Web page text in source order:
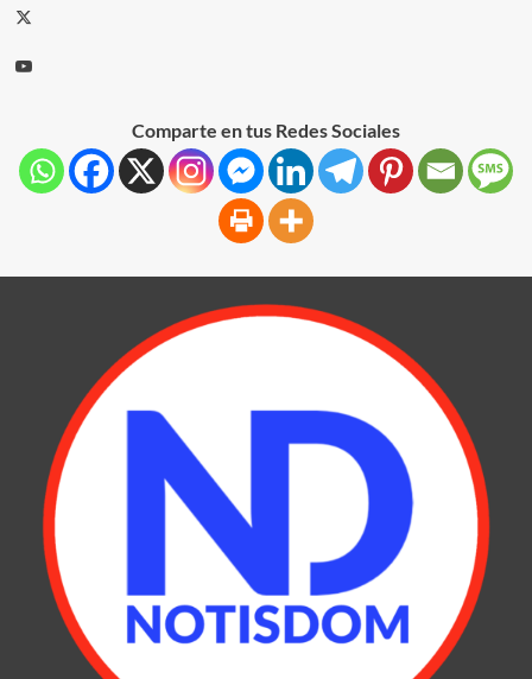
Comparte en tus Redes Sociales